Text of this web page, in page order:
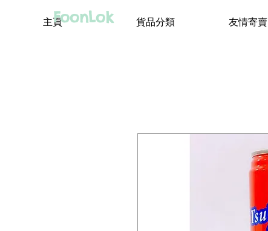
FoonLok
主頁 貨品分類 友情寄賣